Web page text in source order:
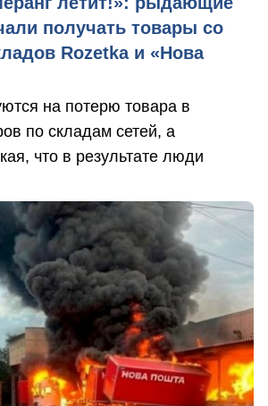
получать товары со
Rozetka и «Нова
на потерю товара в
по складам сетей, а
что в результате люди